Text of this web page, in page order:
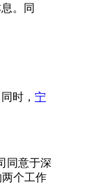
。同
时， 宁
同意于深
个工作